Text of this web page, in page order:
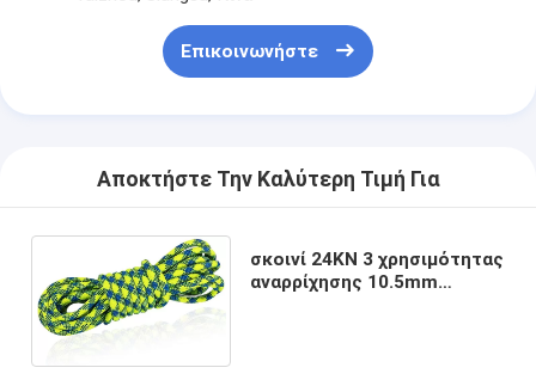
Επικοινωνήστε
Αποκτήστε Την Καλύτερη Τιμή Για
σκοινί 24KN 3 χρησιμότητας
αναρρίχησης 10.5mm